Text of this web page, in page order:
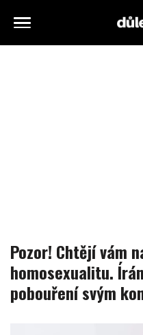
Pozor! Chtějí vám
homosexualitu.
pobouření svým